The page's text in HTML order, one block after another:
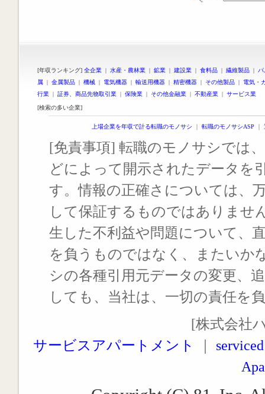
[年収ランキング] 全企業 | 水産・農林業 | 鉱業 | 建設業 | 食料品 | 繊維製品 |
属 | 金属製品 | 機械 | 電気機器 | 輸送用機器 | 精密機器 | その他製品 | 電気・
行業 | 証券、商品先物取引業 | 保険業 | その他金融業 | 不動産業 | サービス業
[検索の多い企業]
上場企業を年収で計る転職のモノサシ ｜ 転職のモノサシASP ｜
[免責事項] 転職のモノサシでは
どによって開示されたデータを
す。情報の正確さについては、
して保証するものではありませ
生した不利益や問題について、
を負うものではなく、またいか
シの各種引用元データの変更、
しても、当社は、一切の責任を
[株式会社
サービスアパートメント